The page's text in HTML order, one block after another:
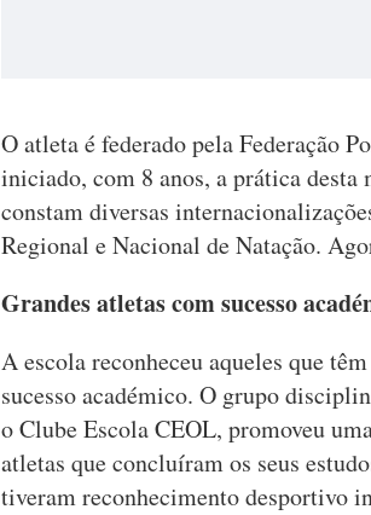
O atleta é federado pela Federação
iniciado, com 8 anos, a prática
constam diversas
Regional e Nacional de Natação.
Grandes atletas com sucesso
A escola reconheceu aqueles que
sucesso académico. O grupo
o Clube Escola CEOL, promoveu
atletas que concluíram os seus
tiveram reconhecimento desportivo